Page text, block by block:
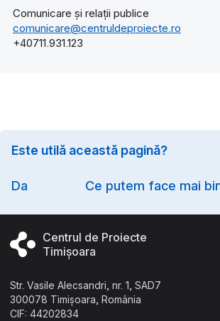
Comunicare și relații publice
comunicare@centruldeproiecte.ro
+40711.931.123
Este utilă această pagină?
Option
Da Ce putem face mai
Centrul de Proiecte
Timișoara
Str. Vasile Alecsandri, nr. 1, SAD7
300078 Timișoara, România
CIF: 44202834